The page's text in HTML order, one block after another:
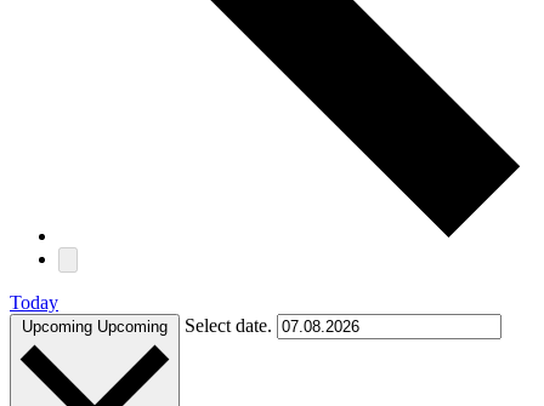
Today
Upcoming Upcoming Select date.